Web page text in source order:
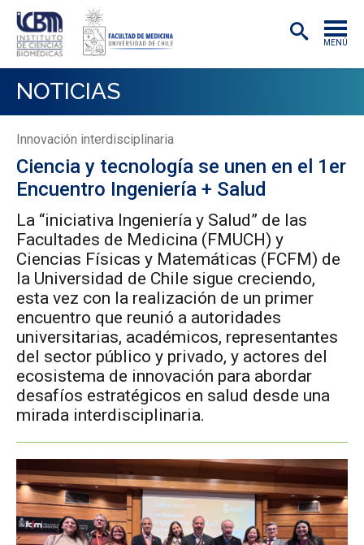
MENÚ
ACADÉMICAS/OS
INVESTIGACIÓN
PREGRADO
POSTGRADO
PUBLICACIONES
EXTENSIÓN
NOTICIAS
Innovación interdisciplinaria
Ciencia y tecnología se unen en el 1er
Encuentro Ingeniería + Salud
La “iniciativa Ingeniería y Salud” de las
Facultades de Medicina (FMUCH) y
Ciencias Físicas y Matemáticas (FCFM) de
la Universidad de Chile sigue creciendo,
esta vez con la realización de un primer
encuentro que reunió a autoridades
universitarias, académicos, representantes
del sector público y privado, y actores del
ecosistema de innovación para abordar
desafíos estratégicos en salud desde una
mirada interdisciplinaria.